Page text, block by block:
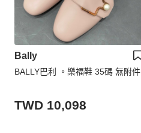
Bally
BALLY巴利 。樂福鞋 35碼 無附件
TWD 10,098